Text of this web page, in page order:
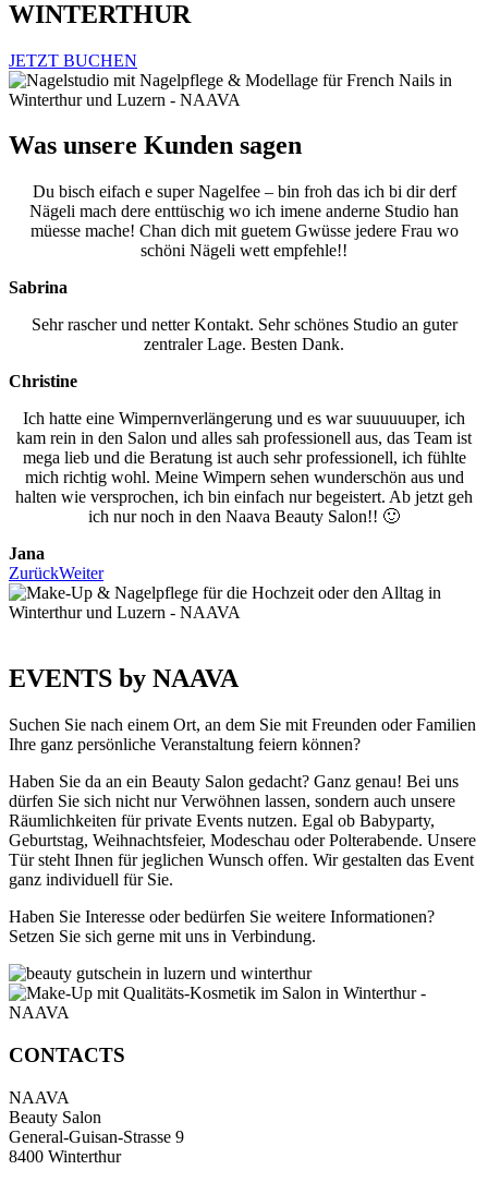
WINTERTHUR
JETZT BUCHEN
Was unsere Kunden sagen
Du bisch eifach e super Nagelfee – bin froh das ich bi dir derf
Nägeli mach dere enttüschig wo ich imene anderne Studio han
müesse mache! Chan dich mit guetem Gwüsse jedere Frau wo
schöni Nägeli wett empfehle!!
Sabrina
Sehr rascher und netter Kontakt. Sehr schönes Studio an guter
zentraler Lage. Besten Dank.
Christine
Ich hatte eine Wimpernverlängerung und es war suuuuuuper, ich
kam rein in den Salon und alles sah professionell aus, das Team ist
mega lieb und die Beratung ist auch sehr professionell, ich fühlte
mich richtig wohl. Meine Wimpern sehen wunderschön aus und
halten wie versprochen, ich bin einfach nur begeistert. Ab jetzt geh
ich nur noch in den Naava Beauty Salon!! 🙂
Jana
ZurückWeiter
EVENTS by NAAVA
Suchen Sie nach einem Ort, an dem Sie mit Freunden oder Familien
Ihre ganz persönliche Veranstaltung feiern können?
Haben Sie da an ein Beauty Salon gedacht? Ganz genau! Bei uns
dürfen Sie sich nicht nur Verwöhnen lassen, sondern auch unsere
Räumlichkeiten für private Events nutzen. Egal ob Babyparty,
Geburtstag, Weihnachtsfeier, Modeschau oder Polterabende. Unsere
Tür steht Ihnen für jeglichen Wunsch offen. Wir gestalten das Event
ganz individuell für Sie.
Haben Sie Interesse oder bedürfen Sie weitere Informationen?
Setzen Sie sich gerne mit uns in Verbindung.
CONTACTS
NAAVA
Beauty Salon
General-Guisan-Strasse 9
8400 Winterthur